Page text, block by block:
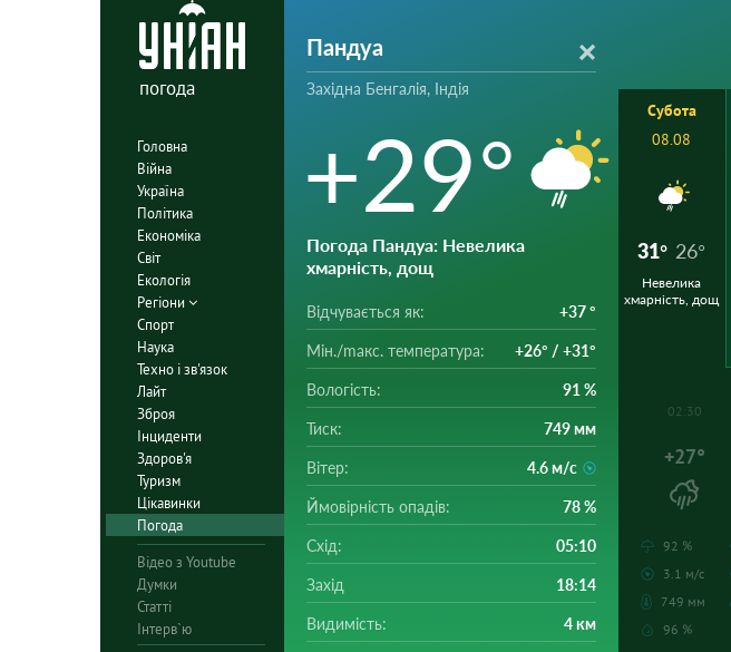
погода
Головна
Війна
Україна
Політика
Економіка
Світ
Екологія
Регіони
Спорт
Наука
Техно і зв'язок
Лайт
Зброя
Інциденти
Здоров'я
Туризм
Цікавинки
Погода
Відео з Youtube
Думки
Статті
Інтерв`ю
Пандуа
Західна Бенгалія, Індія
+29°
Погода Пандуа: Невелика
хмарність, дощ
Відчувається як: +37 °
Мін./mакс. температура: +26° / +31°
Вологість: 91 %
Тиск: 749 мм
Вітер: 4.6 м/с
Ймовірність опадів: 78 %
Схід: 05:10
Захід 18:14
Видимість: 4 км
Субота
08.08
31° 26°
Невелика
хмарність, дощ
02:30
+27°
92 %
3.1 м/с
749 мм
96 %